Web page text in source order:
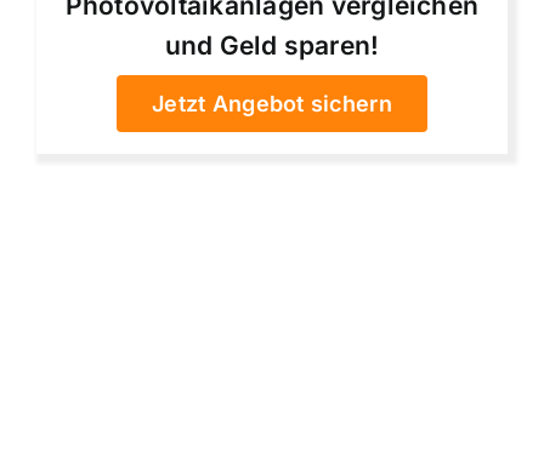
und Geld sparen!
Jetzt Angebot sichern